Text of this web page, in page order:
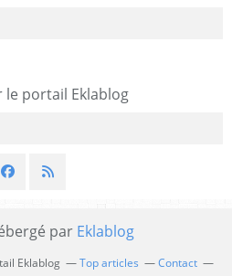
le portail Eklablog
par Eklablog
Eklablog Top articles
Contact